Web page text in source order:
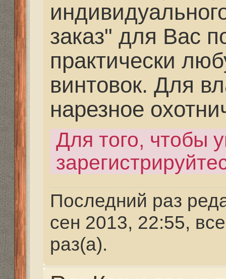
Для того, чтобы
зарегистрируйтесь.
Последний раз
сен 2013, 22:55, всего
раз(а).
Re: Как и где купить
Дальнобойное-
partizan» 23 фев 2021,
Mikhalich писал(а):
Сейчас подыскиваю
разработки нового